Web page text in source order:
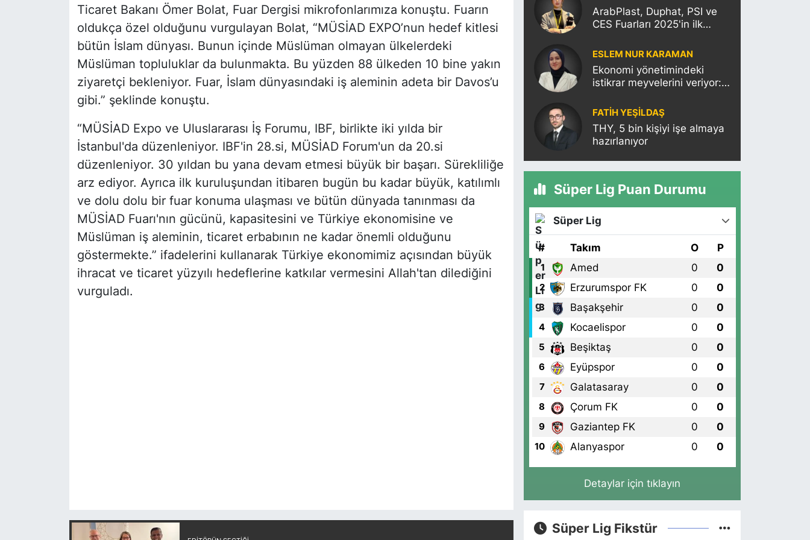
Ticaret Bakanı Ömer Bolat, Fuar Dergisi mikrofonlarımıza konuştu. Fuarın
oldukça özel olduğunu vurgulayan Bolat, “MÜSİAD EXPO’nun hedef kitlesi
bütün İslam dünyası. Bunun içinde Müslüman olmayan ülkelerdeki
Müslüman topluluklar da bulunmakta. Bu yüzden 88 ülkeden 10 bine yakın
ziyaretçi bekleniyor. Fuar, İslam dünyasındaki iş aleminin adeta bir Davos’u
gibi.” şeklinde konuştu.
“MÜSİAD Expo ve Uluslararası İş Forumu, IBF, birlikte iki yılda bir
İstanbul'da düzenleniyor. IBF'in 28.si, MÜSİAD Forum'un da 20.si
düzenleniyor. 30 yıldan bu yana devam etmesi büyük bir başarı. Sürekliliğe
arz ediyor. Ayrıca ilk kuruluşundan itibaren bugün bu kadar büyük, katılımlı
ve dolu dolu bir fuar konuma ulaşması ve bütün dünyada tanınması da
MÜSİAD Fuarı'nın gücünü, kapasitesini ve Türkiye ekonomisine ve
Müslüman iş aleminin, ticaret erbabının ne kadar önemli olduğunu
göstermekte.” ifadelerini kullanarak Türkiye ekonomimiz açısından büyük
ihracat ve ticaret yüzyılı hedeflerine katkılar vermesini Allah'tan dilediğini
vurguladı.
ArabPlast, Duphat, PSI ve
CES Fuarları 2025'in ilk
vuracak
ESLEM NUR KARAMAN
Ekonomi yönetimindeki
istikrar meyvelerini veriyor:
notunu yükseltti!
FATIH YEŞİLDAŞ
THY, 5 bin kişiyi işe almaya
hazırlanıyor
Süper Lig Puan Durumu
Süper Lig
# Takım O P
1 Amed 0 0
2 Erzurumspor FK 0 0
3 Başakşehir 0 0
4 Kocaelispor 0 0
5 Beşiktaş 0 0
6 Eyüpspor 0 0
7 Galatasaray 0 0
8 Çorum FK 0 0
9 Gaziantep FK 0 0
10 Alanyaspor 0 0
Detaylar için tıklayın
Süper Lig Fikstür